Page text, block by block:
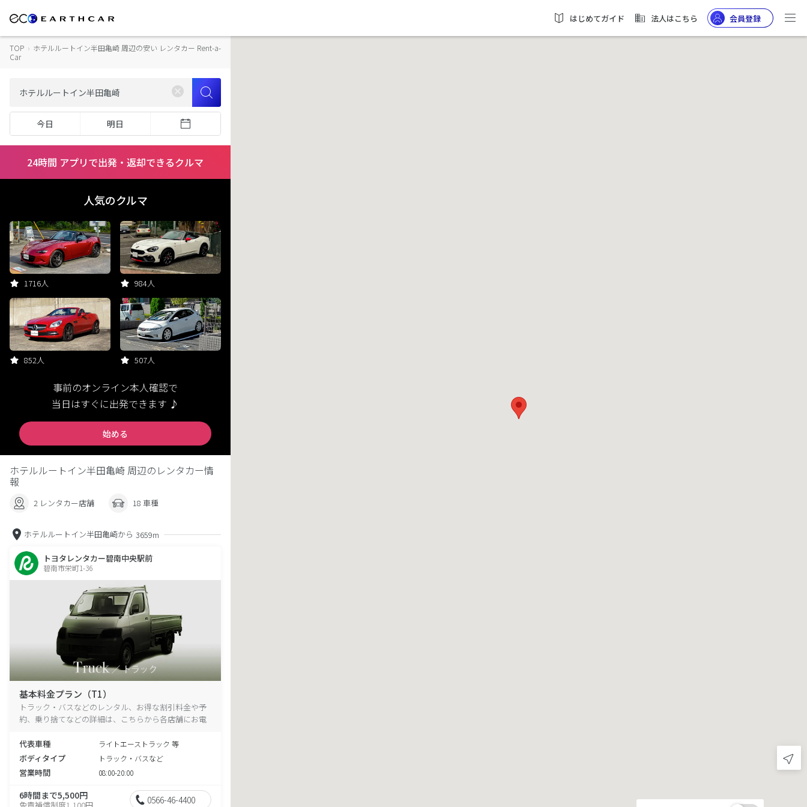
はじめてガイド 法人はこちら 会員登録
TOP › ホテルルートイン半田亀崎 周辺の安い レンタカー Rent-a-
Car
今日 明日
24時間 アプリで出発・返却できるクルマ
人気のクルマ
1716人 984人
852人 507人
事前のオンライン本人確認で
当日はすぐに出発できます ♪
始める
ホテルルートイン半田亀崎 周辺のレンタカー情
報
2 レンタカー店舗 18 車種
ホテルルートイン半田亀崎から 3659m
トヨタレンタカー碧南中央駅前
碧南市栄町1-36
基本料金プラン（T1）
トラック・バスなどのレンタル、お得な割引料金や予
約、乗り捨てなどの詳細は、こちらから各店舗にお電
代表車種
ライトエーストラック 等
ボディタイプ トラック・バスなど
営業時間 08:00-20:00
6時間まで5,500円
免責補償制度1,100円 0566-46-4400